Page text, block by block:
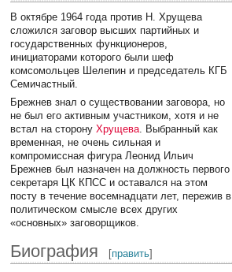
В октябре 1964 года против Н. Хрущева
сложился заговор высших партийных и
государственных функционеров,
инициаторами которого были шеф
комсомольцев Шелепин и председатель КГБ
Семичастный.
Брежнев знал о существовании заговора, но
не был его активным участником, хотя и не
встал на сторонуХрущева. Выбранный как
временная, не очень сильная и
компромиссная фигура Леонид Ильич
Брежнев был назначен на должность первого
секретаря ЦК КПСС и оставался на этом
посту в течение восемнадцати лет, пережив в
политическом смысле всех других
«основных» заговорщиков.
Биография [править]